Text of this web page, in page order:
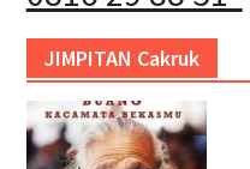
JIMPITAN Cakruk